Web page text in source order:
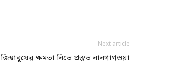
Next article
জিম্বাবুয়ের ক্ষমতা নিতে প্রস্তুত নানগাগওয়া